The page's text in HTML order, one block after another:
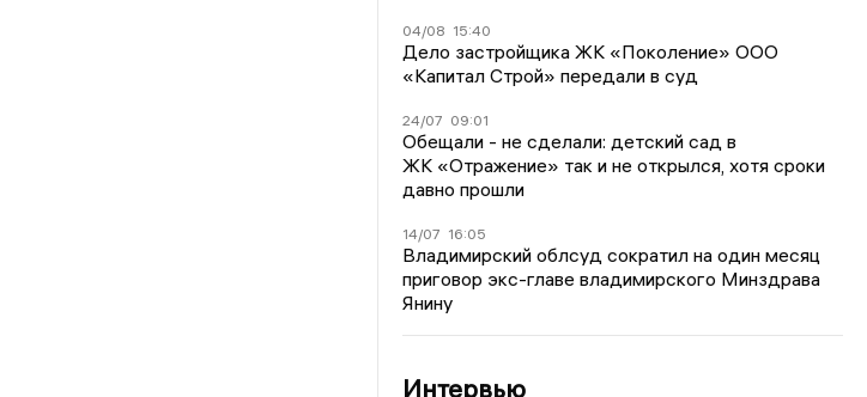
04/08 15:40
Дело застройщика ЖК «Поколение» ООО
«Капитал Строй» передали в суд
24/07 09:01
Обещали - не сделали: детский сад в
ЖК «Отражение» так и не открылся, хотя сроки
давно прошли
14/07 16:05
Владимирский облсуд сократил на один месяц
приговор экс-главе владимирского Минздрава
Янину
Интервью